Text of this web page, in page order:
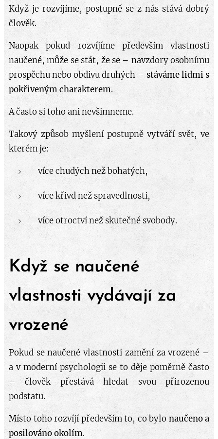
Když je rozvíjíme, postupně se z nás stává dobrý
člověk.
Naopak pokud rozvíjíme především vlastnosti
naučené, může se stát, že se – navzdory osobnímu
prospěchu nebo obdivu druhých – stáváme lidmi s
pokřiveným charakterem.
A často si toho ani nevšimneme.
Takový způsob myšlení postupně vytváří svět, ve
kterém je:
více chudých než bohatých,
více křivd než spravedlnosti,
více otroctví než skutečné svobody.
Když se naučené
vlastnosti vydávají za
vrozené
Pokud se naučené vlastnosti zamění za vrozené –
a v moderní psychologii se to děje poměrně často
– člověk přestává hledat svou přirozenou
podstatu.
Místo toho rozvíjí především to, co bylo naučeno a
posilováno okolím.